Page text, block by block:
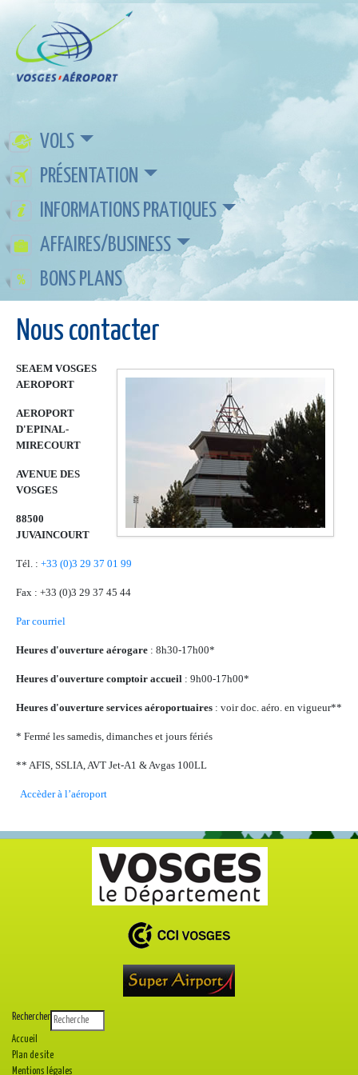
VOLS
PRÉSENTATION
INFORMATIONS PRATIQUES
AFFAIRES/BUSINESS
BONS PLANS
Nous contacter
SEAEM VOSGES
AEROPORT
AEROPORT
D'EPINAL-
MIRECOURT
AVENUE DES
VOSGES
88500
JUVAINCOURT
Tél. : +33 (0)3 29 37 01 99
Fax : +33 (0)3 29 37 45 44
Par courriel
Heures d'ouverture aérogare : 8h30-17h00*
Heures d'ouverture comptoir accueil : 9h00-17h00*
Heures d'ouverture services aéroportuaires : voir doc. aéro. en vigueur**
* Fermé les samedis, dimanches et jours fériés
** AFIS, SSLIA, AVT Jet-A1 & Avgas 100LL
Accèder à l’aéroport
Rechercher
Accueil
Plan de site
Mentions légales